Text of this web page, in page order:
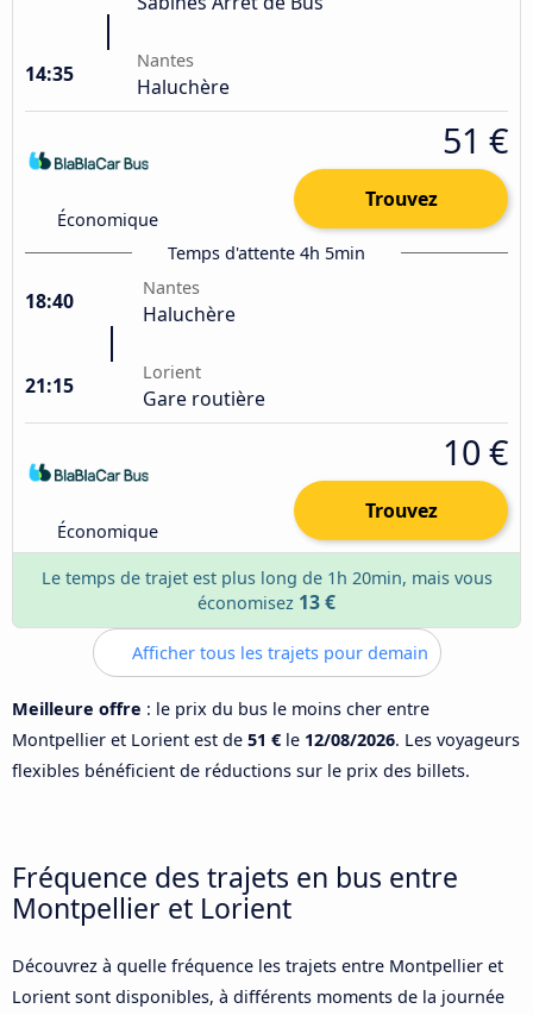
14:35
Nantes
Haluchère
Économique
51 €
Trouvez
Temps d'attente 4h 5min
18:40
Nantes
Haluchère
21:15
Lorient
Gare routière
Économique
10 €
Trouvez
Le temps de trajet est plus long de 1h 20min, mais vous
économisez 13 €
Afficher tous les trajets pour demain
Meilleure offre : le prix du bus le moins cher entre
Montpellier et Lorient est de 51 € le 12/08/2026. Les voyageurs
flexibles bénéficient de réductions sur le prix des billets.
Fréquence des trajets en bus entre
Montpellier et Lorient
Découvrez à quelle fréquence les trajets entre Montpellier et
Lorient sont disponibles, à différents moments de la journée